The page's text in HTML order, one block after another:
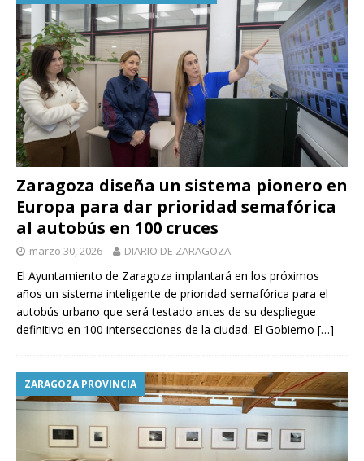
Zaragoza diseña un sistema pionero en
Europa para dar prioridad semafórica
al autobús en 100 cruces
marzo 30, 2026 DIARIO DE ZARAGOZA
El Ayuntamiento de Zaragoza implantará en los próximos
años un sistema inteligente de prioridad semafórica para el
autobús urbano que será testado antes de su despliegue
definitivo en 100 intersecciones de la ciudad. El Gobierno […]
ZARAGOZA PROVINCIA